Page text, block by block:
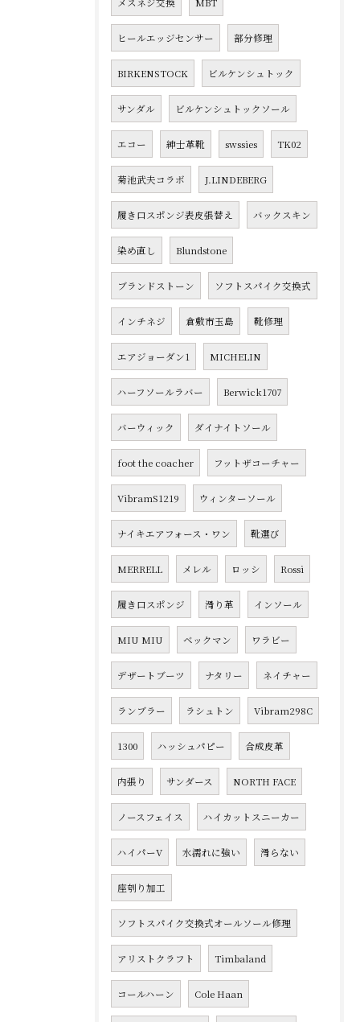
ヒールエッジセンサー 部分修理
BIRKENSTOCK ビルケンシュトック
サンダル ビルケンシュトックソール
エコー 紳士革靴 swssies TK02
菊池武夫コラボ J.LINDEBERG
履き口スポンジ表皮張替え バックスキン
染め直し Blundstone
ブランドストーン ソフトスパイク交換式
インチネジ 倉敷市玉島 靴修理
エアジョーダン1 MICHELIN
ハーフソールラバー Berwick1707
バーウィック ダイナイトソール
foot the coacher フットザコーチャー
VibramS1219 ウィンターソール
ナイキエアフォース・ワン 靴選び
MERRELL メレル ロッシ Rossi
履き口スポンジ 滑り革 インソール
MIU MIU ベックマン ワラビー
デザートブーツ ナタリー ネイチャー
ランブラー ラシュトン Vibram298C
1300 ハッシュパピー 合成皮革
内張り サンダース NORTH FACE
ノースフェイス ハイカットスニーカー
ハイパーV 水濡れに強い 滑らない
座刳り加工
ソフトスパイク交換式オールソール修理
アリストクラフト Timbaland
コールハーン Cole Haan